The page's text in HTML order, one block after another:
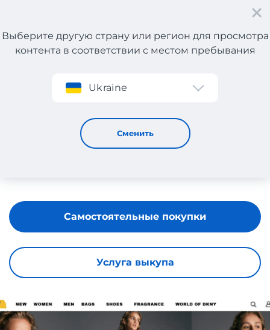
Регистрация
Выберите другую страну или регион для просмотра
контента в соответствии с местом пребывания
Ukraine
Сменить
DKNY
Услуга выкупа
Самостоятельные покупки